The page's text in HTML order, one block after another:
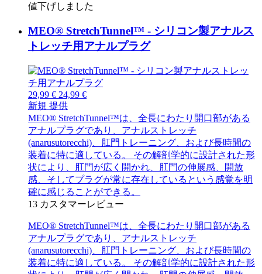
値下げしました
MEO® StretchTunnel™ - シリコン製アナルス
トレッチ用アナルプラグ
29,99 € 24,99 €
新規 提供
MEO® StretchTunnel™は、全長にわたり開口部がある
アナルプラグであり、アナルストレッチ
(anarusutorecchi)、肛門トレーニング、および長時間の
装着に特に適している。 その解剖学的に設計された形
状により、肛門が広く開かれ、肛門の伸展感、開放
感、そしてプラグが常に存在しているという感覚を明
確に感じることができる。
13 カスタマーレビュー
MEO® StretchTunnel™は、全長にわたり開口部がある
アナルプラグであり、アナルストレッチ
(anarusutorecchi)、肛門トレーニング、および長時間の
装着に特に適している。 その解剖学的に設計された形